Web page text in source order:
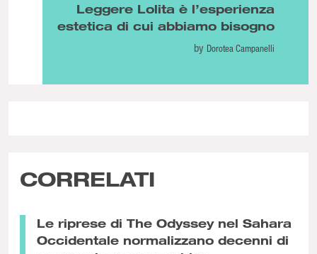
Leggere Lolita è l’esperienza
estetica di cui abbiamo bisogno
by Dorotea Campanelli
CORRELATI
Le riprese di The Odyssey nel Sahara
Occidentale normalizzano decenni di